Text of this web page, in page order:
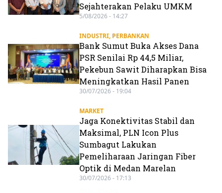
Sejahterakan Pelaku UMKM
5/08/2026 - 14:27
INDUSTRI, PERBANKAN
Bank Sumut Buka Akses Dana
PSR Senilai Rp 44,5 Miliar,
Pekebun Sawit Diharapkan Bisa
Meningkatkan Hasil Panen
30/07/2026 - 19:04
MARKET
Jaga Konektivitas Stabil dan
Maksimal, PLN Icon Plus
Sumbagut Lakukan
Pemeliharaan Jaringan Fiber
Optik di Medan Marelan
30/07/2026 - 17:13